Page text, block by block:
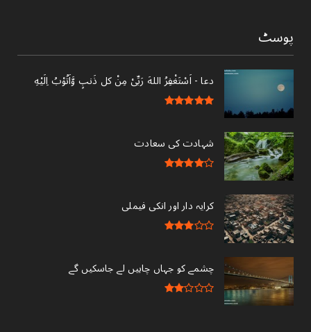
پوسٹ
دعا - ‎اَسْتَغْفِرُ اللهَ رَبِّىْ مِنْ کل ذَنبٍ وَّاَتُوْبُ اِلَيْهِ
شہادت کی سعادت
کرایہ دار اور انکی فیملی
چشمے کو جہاں چاہیں لے جاسکیں گے